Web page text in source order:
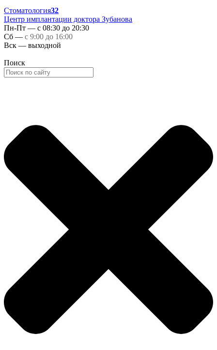
Стоматология32
Центр имплантации доктора Зубанова
Пн-Пт — с 08:30 до 20:30
Сб — с 9:00 до 16:00
Вск — выходной
Поиск